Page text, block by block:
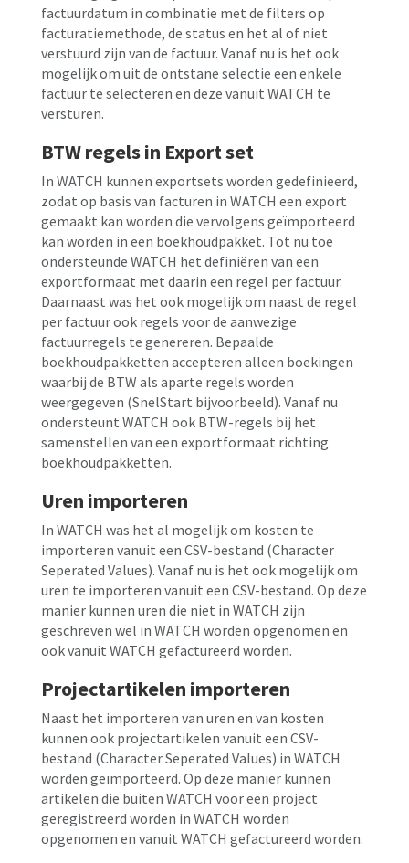
factuurdatum in combinatie met de filters op
facturatiemethode, de status en het al of niet
verstuurd zijn van de factuur. Vanaf nu is het ook
mogelijk om uit de ontstane selectie een enkele
factuur te selecteren en deze vanuit WATCH te
versturen.
BTW regels in Export set
In WATCH kunnen exportsets worden gedefinieerd,
zodat op basis van facturen in WATCH een export
gemaakt kan worden die vervolgens geïmporteerd
kan worden in een boekhoudpakket. Tot nu toe
ondersteunde WATCH het definiëren van een
exportformaat met daarin een regel per factuur.
Daarnaast was het ook mogelijk om naast de regel
per factuur ook regels voor de aanwezige
factuurregels te genereren. Bepaalde
boekhoudpakketten accepteren alleen boekingen
waarbij de BTW als aparte regels worden
weergegeven (SnelStart bijvoorbeeld). Vanaf nu
ondersteunt WATCH ook BTW-regels bij het
samenstellen van een exportformaat richting
boekhoudpakketten.
Uren importeren
In WATCH was het al mogelijk om kosten te
importeren vanuit een CSV-bestand (Character
Seperated Values). Vanaf nu is het ook mogelijk om
uren te importeren vanuit een CSV-bestand. Op deze
manier kunnen uren die niet in WATCH zijn
geschreven wel in WATCH worden opgenomen en
ook vanuit WATCH gefactureerd worden.
Projectartikelen importeren
Naast het importeren van uren en van kosten
kunnen ook projectartikelen vanuit een CSV-
bestand (Character Seperated Values) in WATCH
worden geïmporteerd. Op deze manier kunnen
artikelen die buiten WATCH voor een project
geregistreerd worden in WATCH worden
opgenomen en vanuit WATCH gefactureerd worden.